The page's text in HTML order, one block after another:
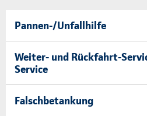
Pannen-/Unfallhilfe
Weiter- und Rückfahrt-
Service
Falschbetankung